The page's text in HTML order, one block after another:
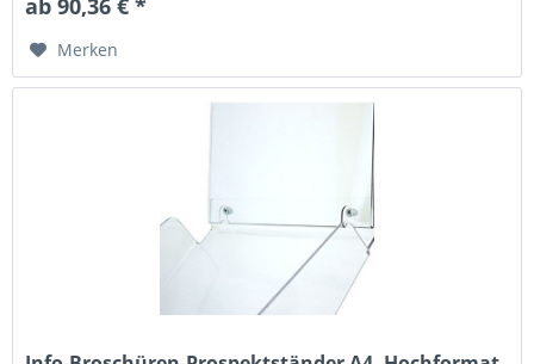
Merken